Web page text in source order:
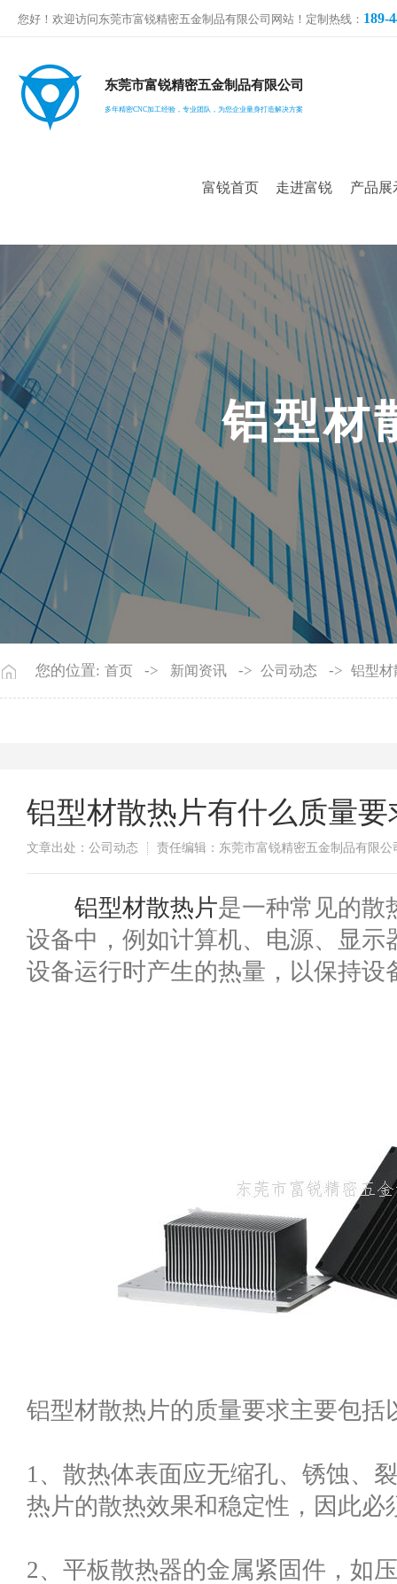
您好！欢迎访问东莞市富锐精密五金制品有限公司网站！定制热线： 189-
东莞市富锐精密五金制品有限公司
多年精密CNC加工经验，专业团队，为您企业量身打造解决方案
富锐首页 走进富锐 产品展
铝型材
您的位置: 首页 -> 新闻资讯 -> 公司动态 -> 铝型材
铝型材散热片有什么质量要
文章出处：公司动态 责任编辑：东莞市富锐精密五金制品有限公
​铝型材散热片是一种常见的散
设备中，例如计算机、电源、显
设备运行时产生的热量，以保持设
铝型材散热片的质量要求主要包括
1、散热体表面应无缩孔、锈蚀、
热片的散热效果和稳定性，因此必
2、平板散热器的金属紧固件，如